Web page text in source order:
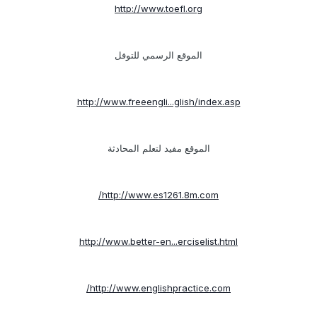
http://www.toefl.org
الموقع الرسمي للتوفل
http://www.freeengli...glish/index.asp
الموقع مفيد لتعلم المحادثة
http://www.es1261.8m.com/
http://www.better-en...erciselist.html
http://www.englishpractice.com/